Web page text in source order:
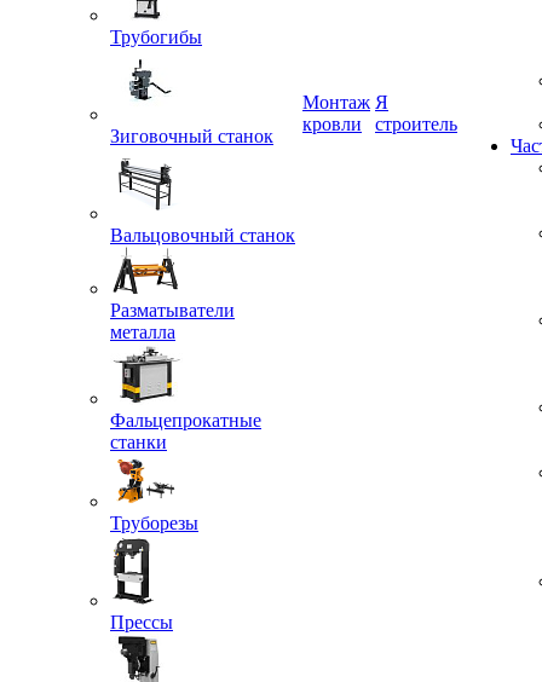
Трубогибы
Зиговочный станок
Вальцовочный станок
Разматыватели
металла
Фальцепрокатные
станки
Труборезы
Прессы
Монтаж
кровли
Я
строитель